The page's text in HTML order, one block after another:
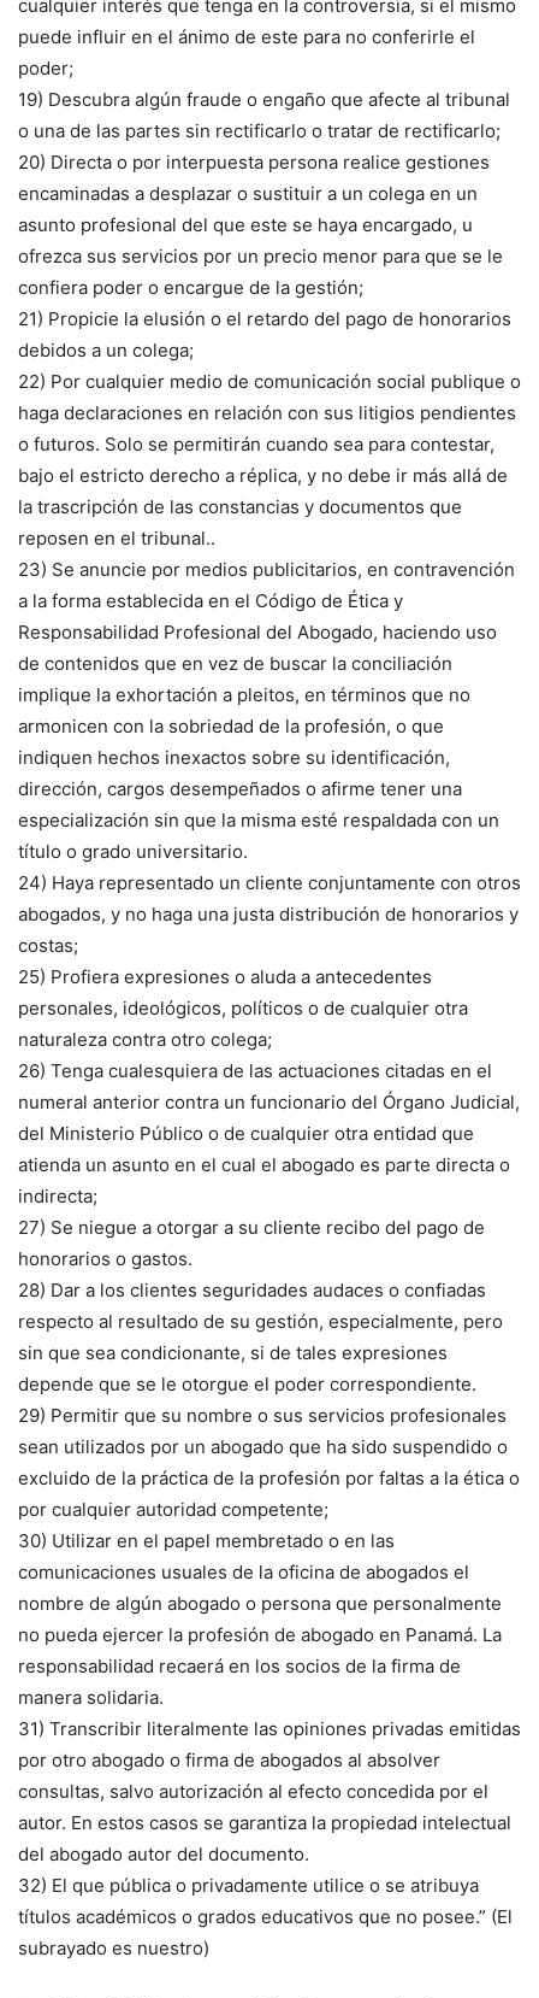
cualquier interés que tenga en la controversia, si el mismo
puede influir en el ánimo de este para no conferirle el
poder;
19) Descubra algún fraude o engaño que afecte al tribunal
o una de las partes sin rectificarlo o tratar de rectificarlo;
20) Directa o por interpuesta persona realice gestiones
encaminadas a desplazar o sustituir a un colega en un
asunto profesional del que este se haya encargado, u
ofrezca sus servicios por un precio menor para que se le
confiera poder o encargue de la gestión;
21) Propicie la elusión o el retardo del pago de honorarios
debidos a un colega;
22) Por cualquier medio de comunicación social publique o
haga declaraciones en relación con sus litigios pendientes
o futuros. Solo se permitirán cuando sea para contestar,
bajo el estricto derecho a réplica, y no debe ir más allá de
la trascripción de las constancias y documentos que
reposen en el tribunal..
23) Se anuncie por medios publicitarios, en contravención
a la forma establecida en el Código de Ética y
Responsabilidad Profesional del Abogado, haciendo uso
de contenidos que en vez de buscar la conciliación
implique la exhortación a pleitos, en términos que no
armonicen con la sobriedad de la profesión, o que
indiquen hechos inexactos sobre su identificación,
dirección, cargos desempeñados o afirme tener una
especialización sin que la misma esté respaldada con un
título o grado universitario.
24) Haya representado un cliente conjuntamente con otros
abogados, y no haga una justa distribución de honorarios y
costas;
25) Profiera expresiones o aluda a antecedentes
personales, ideológicos, políticos o de cualquier otra
naturaleza contra otro colega;
26) Tenga cualesquiera de las actuaciones citadas en el
numeral anterior contra un funcionario del Órgano Judicial,
del Ministerio Público o de cualquier otra entidad que
atienda un asunto en el cual el abogado es parte directa o
indirecta;
27) Se niegue a otorgar a su cliente recibo del pago de
honorarios o gastos.
28) Dar a los clientes seguridades audaces o confiadas
respecto al resultado de su gestión, especialmente, pero
sin que sea condicionante, si de tales expresiones
depende que se le otorgue el poder correspondiente.
29) Permitir que su nombre o sus servicios profesionales
sean utilizados por un abogado que ha sido suspendido o
excluido de la práctica de la profesión por faltas a la ética o
por cualquier autoridad competente;
30) Utilizar en el papel membretado o en las
comunicaciones usuales de la oficina de abogados el
nombre de algún abogado o persona que personalmente
no pueda ejercer la profesión de abogado en Panamá. La
responsabilidad recaerá en los socios de la firma de
manera solidaria.
31) Transcribir literalmente las opiniones privadas emitidas
por otro abogado o firma de abogados al absolver
consultas, salvo autorización al efecto concedida por el
autor. En estos casos se garantiza la propiedad intelectual
del abogado autor del documento.
32) El que pública o privadamente utilice o se atribuya
títulos académicos o grados educativos que no posee.” (El
subrayado es nuestro)